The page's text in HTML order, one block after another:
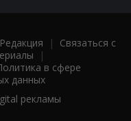
Редакция | Связаться с
|
в сфере
данных
рекламы